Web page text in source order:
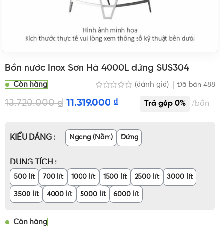
Bồn nước Inox Sơn Hà 4000L đứng SUS304
Còn hàng (đánh giá) Đã bán 488
13.720.000₫ 11.319.000 ₫ bồn
KIỂU DÁNG Ngang (Nằm) Đứng
DUNG TÍCH
500 lít 700 lít 1000 lít 1500 lít 2500 lít 3000 lít
3500 lít 4000 lít 5000 lít 6000 lít
Còn hàng